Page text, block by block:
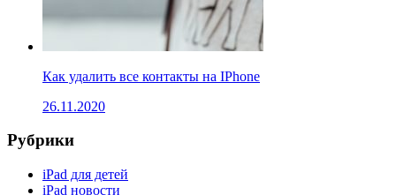
Как удалить все контакты на IPhone
26.11.2020
Рубрики
iPad для детей
iPad новости